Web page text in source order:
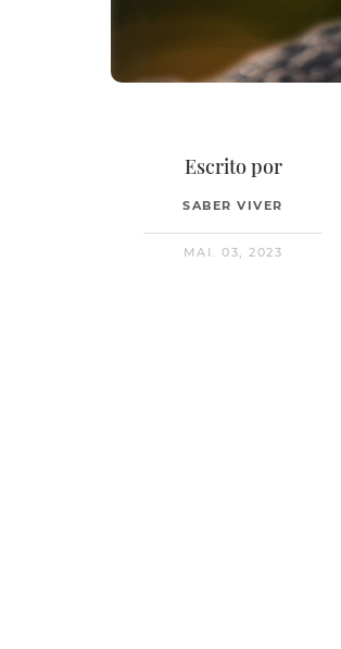
Escrito por
SABER VIVER
MAI. 03, 2023